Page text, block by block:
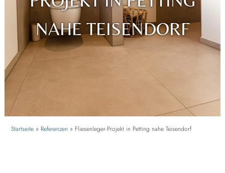
NAHE TEISENDORF
Startseite » Referenzen » Fliesenleger-Projekt in Petting nahe Teisendorf